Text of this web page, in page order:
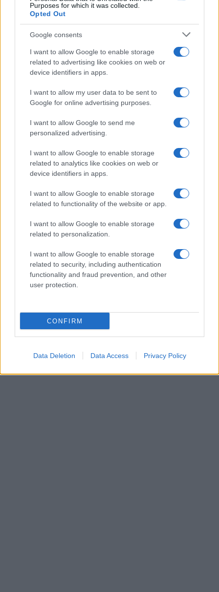
Purposes for which it was collected.
Opted Out
Google consents
I want to allow Google to enable storage
related to advertising like cookies on web or
device identifiers in apps.
I want to allow my user data to be sent to
Google for online advertising purposes.
I want to allow Google to send me
personalized advertising.
I want to allow Google to enable storage
related to analytics like cookies on web or
device identifiers in apps.
I want to allow Google to enable storage
related to functionality of the website or app.
I want to allow Google to enable storage
related to personalization.
I want to allow Google to enable storage
related to security, including authentication
functionality and fraud prevention, and other
user protection.
CONFIRM
Data Deletion Data Access Privacy Policy